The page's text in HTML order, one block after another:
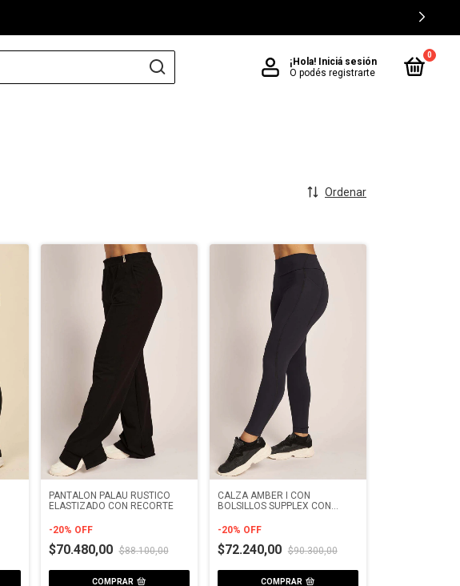
¡Hola! Iniciá sesión
O podés registrarte
0
Ordenar
PANTALON PALAU RUSTICO
ELASTIZADO CON RECORTE
-20% OFF
$70.480,00 $88.100,00
COMPRAR
CALZA AMBER I CON
BOLSILLOS SUPPLEX CON
-20% OFF
$72.240,00 $90.300,00
COMPRAR